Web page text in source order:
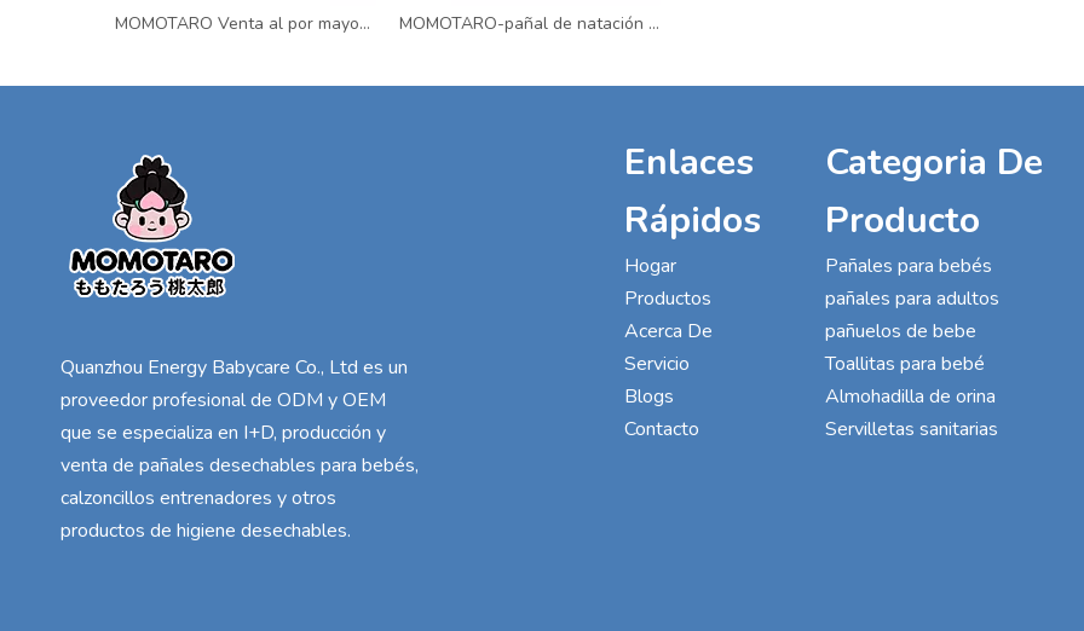
MOMOTARO Venta al por mayor Muestras gratuitas Pañales de natación desechables impermeables Pañales de pantalón de entrenamiento de natación para niños pequeños MOMOTARO-pañal de natación para bebés, pantalones desechables, absorbentes, personalizados, OEM, de cintura alta, de una pieza, para natación
Quanzhou Energy Babycare Co., Ltd es un
proveedor profesional de ODM y OEM
que se especializa en I+D, producción y
venta de pañales desechables para bebés,
calzoncillos entrenadores y otros
productos de higiene desechables.
Enlaces
Rápidos
Hogar
Productos
Acerca De
Servicio
Blogs
Contacto
Categoria De
Producto
Pañales para bebés
pañales para adultos
pañuelos de bebe
Toallitas para bebé
Almohadilla de orina
Servilletas sanitarias